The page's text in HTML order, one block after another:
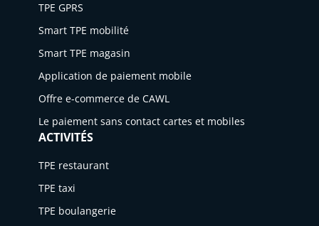
TPE GPRS
Smart TPE mobilité
Smart TPE magasin
Application de paiement mobile
Offre e-commerce de CAWL
Le paiement sans contact cartes et mobiles
ACTIVITÉS
TPE restaurant
TPE taxi
TPE boulangerie